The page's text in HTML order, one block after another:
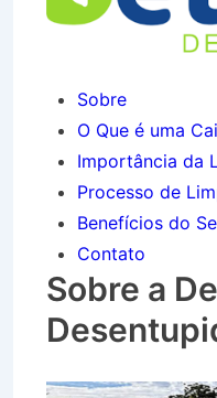
Sobre
O Que é uma
Importância da
Processo de
Benefícios do
Contato
Sobre a